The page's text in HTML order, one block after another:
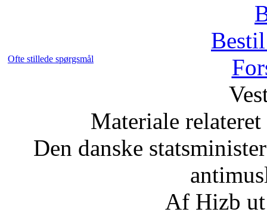
Ofte stillede spørgsmål
Materiale
Den danske
Af Hizb